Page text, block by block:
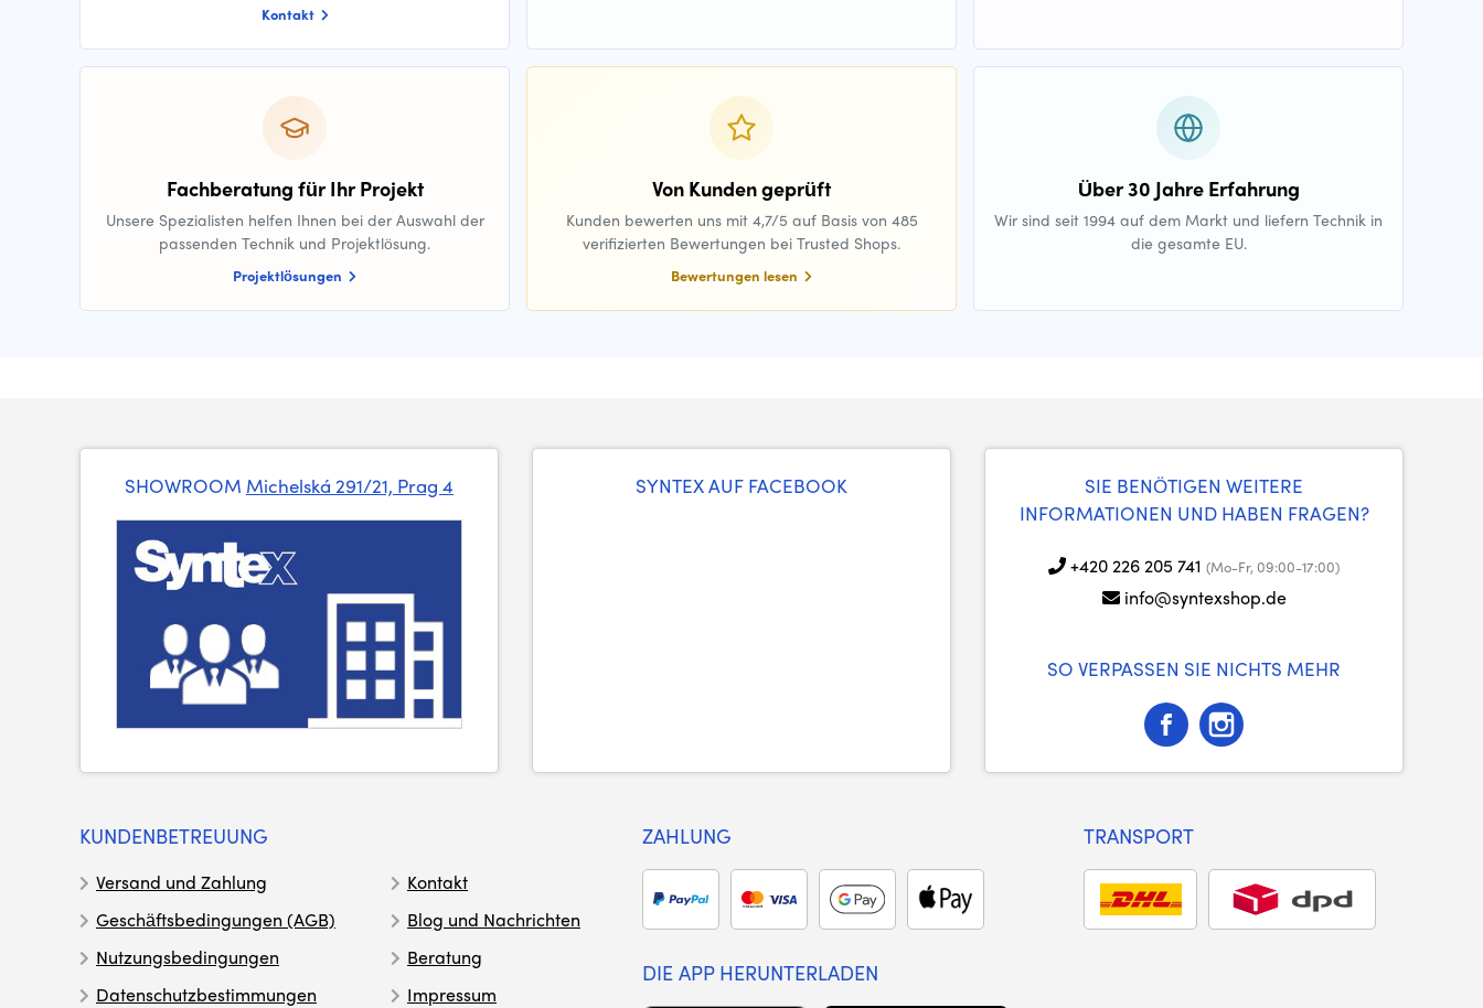
Kontakt
Fachberatung für Ihr Projekt
Unsere Spezialisten helfen Ihnen bei der Auswahl der
passenden Technik und Projektlösung.
Projektlösungen
Von Kunden geprüft
Kunden bewerten uns mit 4,7/5 auf Basis von 485
verifizierten Bewertungen bei Trusted Shops.
Bewertungen lesen
Über 30 Jahre Erfahrung
Wir sind seit 1994 auf dem Markt und liefern Technik in
die gesamte EU.
SHOWROOM Michelská 291/21, Prag 4 SYNTEX AUF FACEBOOK
SIE BENÖTIGEN WEITERE
INFORMATIONEN UND HABEN FRAGEN?
+420 226 205 741 (Mo-Fr, 09:00-17:00)
info@syntexshop.de
SO VERPASSEN SIE NICHTS MEHR
KUNDENBETREUUNG
Versand und Zahlung
Geschäftsbedingungen (AGB)
Nutzungsbedingungen
Datenschutzbestimmungen
Kontakt
Blog und Nachrichten
Beratung
Impressum
ZAHLUNG TRANSPORT
DIE APP HERUNTERLADEN